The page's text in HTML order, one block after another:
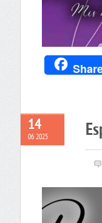
14
06 2025